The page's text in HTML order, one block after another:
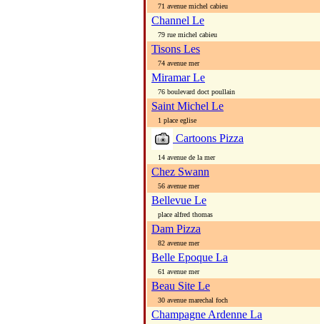
71 avenue michel cabieu
Channel Le
79 rue michel cabieu
Tisons Les
74 avenue mer
Miramar Le
76 boulevard doct poullain
Saint Michel Le
1 place eglise
Cartoons Pizza
14 avenue de la mer
Chez Swann
56 avenue mer
Bellevue Le
place alfred thomas
Dam Pizza
82 avenue mer
Belle Epoque La
61 avenue mer
Beau Site Le
30 avenue marechal foch
Champagne Ardenne La